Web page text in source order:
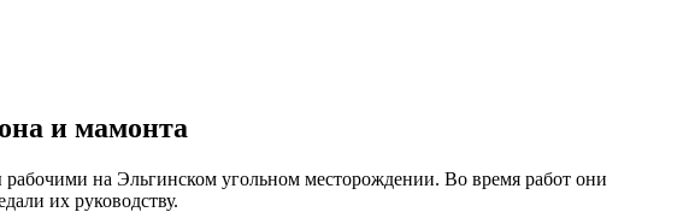
и мамонта
на Эльгинском угольном месторождении. Во время работ они
их руководству.